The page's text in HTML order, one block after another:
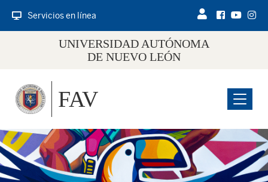
Servicios en línea
UNIVERSIDAD AUTÓNOMA
DE NUEVO LEÓN
Menu
FAV